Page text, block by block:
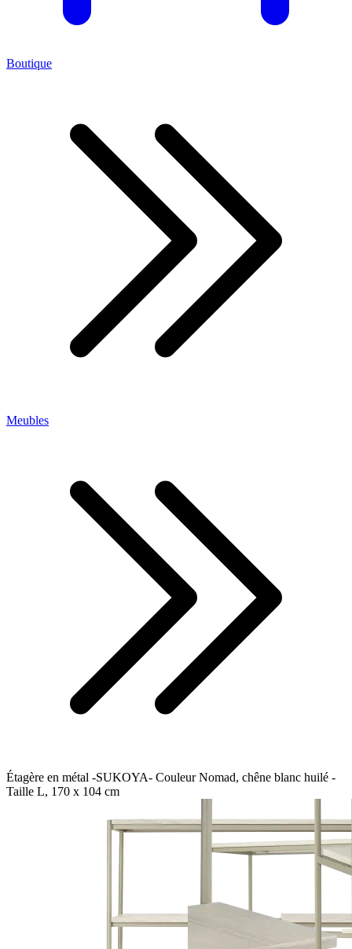
Boutique
Meubles
Étagère en métal -SUKOYA- Couleur Nomad, chêne blanc huilé -
Taille L, 170 x 104 cm